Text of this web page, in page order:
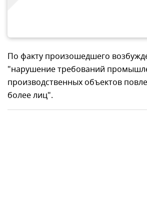
По факту произошедшего
"нарушение требований
производственных объектов
более лиц".